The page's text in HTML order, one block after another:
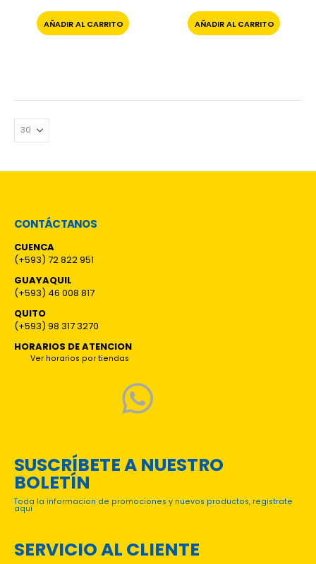
AÑADIR AL CARRITO AÑADIR AL CARRITO
CONTÁCTANOS
CUENCA
(+593) 72 822 951
GUAYAQUIL
(+593) 46 008 817
QUITO
(+593) 98 317 3270
HORARIOS DE ATENCION
Ver horarios por tiendas
SUSCRÍBETE A NUESTRO
BOLETÍN
Toda la informacion de promociones y nuevos productos, registrate
aqui
SERVICIO AL CLIENTE